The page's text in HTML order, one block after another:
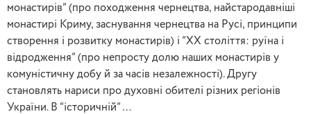
монастирів” (про походження чернецтва, найстародавніші
монастирі Криму, заснування чернецтва на Русі, принципи
створення і розвитку монастирів) і “ХХ століття: руїна і
відродження” (про непросту долю наших монастирів у
комуністичну добу й за часів незалежності). Другу
становлять нариси про духовні обителі різних регіонів
України. В “історичній” …